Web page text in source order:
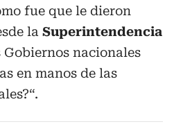
fue que le dieron
la Superintendencia
Gobiernos nacionales
en manos de las